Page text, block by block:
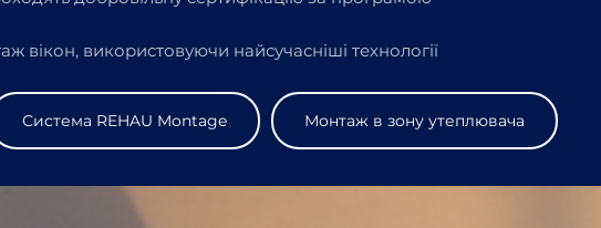
Система REHAU Montage Монтаж в зону утеплювача
використовуючи найсучасніші технології